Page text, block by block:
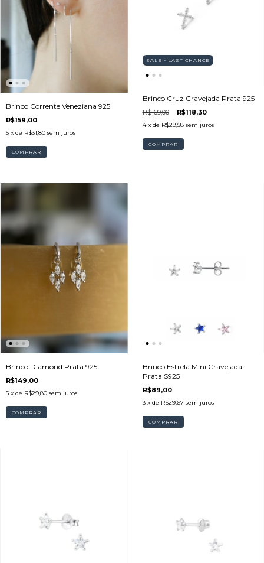
Brinco Corrente Veneziana 925
R$159,00
5 x de R$31,80 sem juros
SALE - LAST CHANCE
Brinco Cruz Cravejada Prata 925
R$169,00 R$118,30
4 x de R$29,58 sem juros
Brinco Diamond Prata 925
R$149,00
5 x de R$29,80 sem juros
Brinco Estrela Mini Cravejada
Prata S925
R$89,00
3 x de R$29,67 sem juros
COMPRAR